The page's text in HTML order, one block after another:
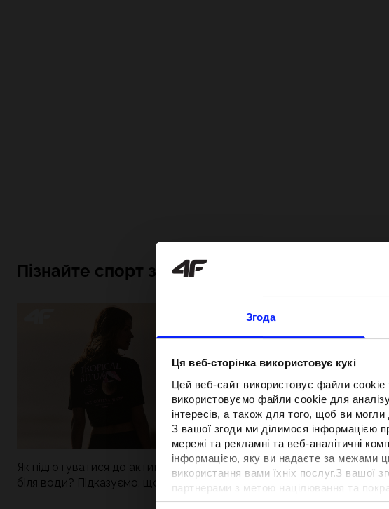
Згода
Ця веб-сторінка використовує кукі
Цей веб-сайт використовує файли
використовуємо файли cookie для
інтересів, а також для того, щоб ви
З вашої згоди ми ділимося інформацією
мережі та рекламні та веб-аналітичні
інформацією, яку ви надаєте за межами
використання вами їхніх послуг.З
партнерами з метою націлювання та
відповідності вмісту та вдосконалення
Пізнайте спорт зсередини
Як підготуватися до активного дня
біля води? Підказуємо, що зібрати до
Нова колекція 4F для тенісу та
паделу. Спортивна
поєднується із сучасним